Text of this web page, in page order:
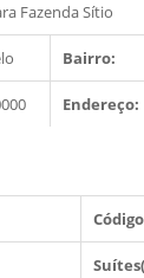
Fazenda Sítio
Bairro:
Endereço: